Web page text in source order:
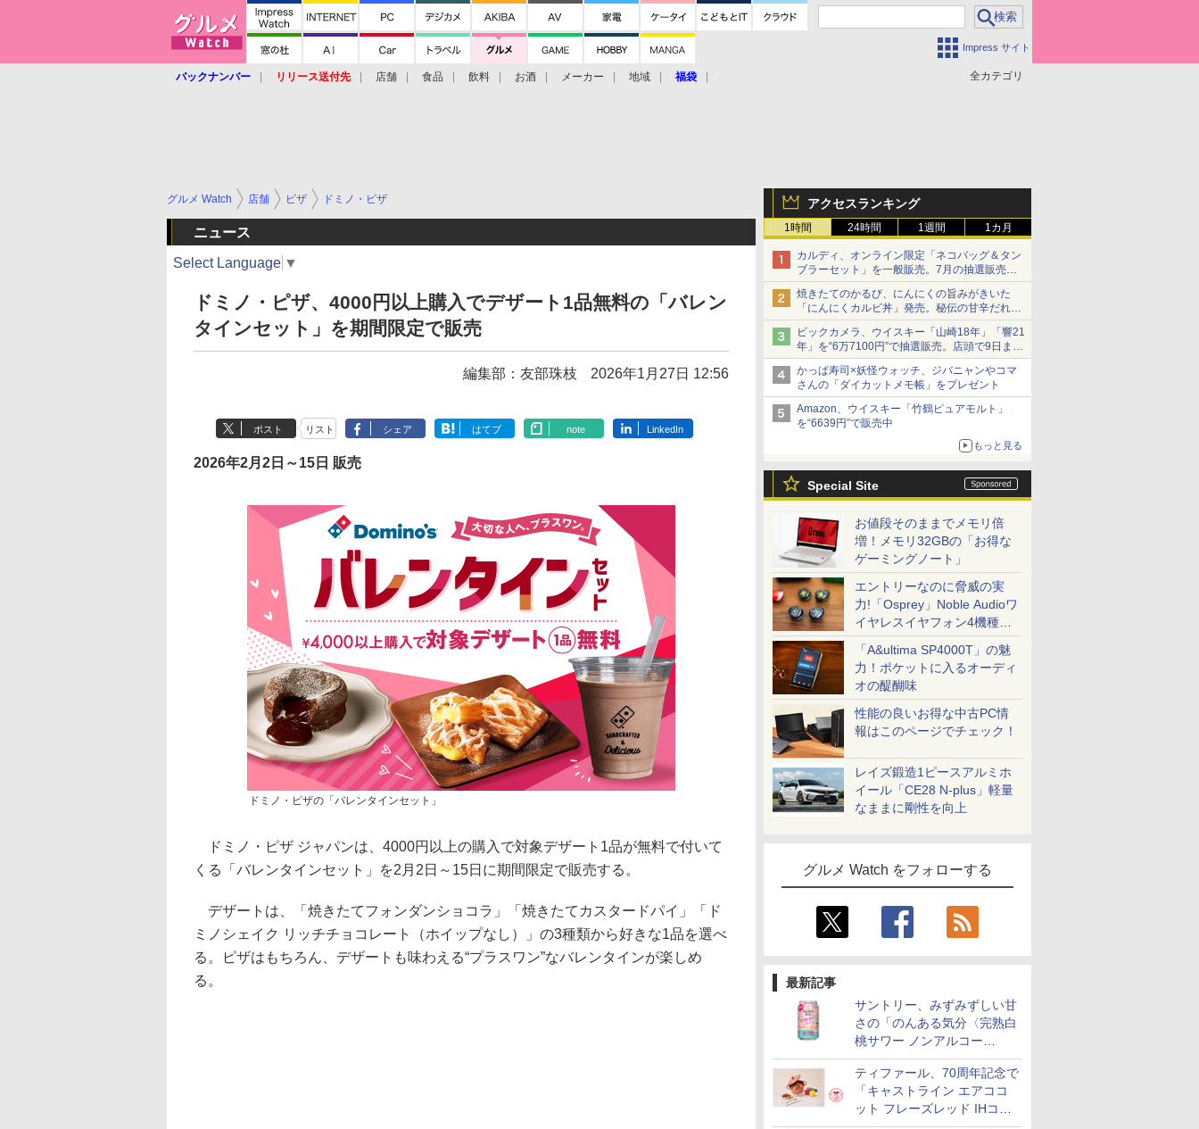
Impress サイト
全カテゴリ
バックナンバー リリース送付先 店舗 食品 飲料 お酒 メーカー 地域 福袋
アクセスランキング
1時間 24時間 1週間 1カ月
カルディ、オンライン限定「ネコバッグ＆タン
ブラーセット」を一般販売。7月の抽選販売の
当選無効分
焼きたてのかるび、にんにくの旨みがきいた
「にんにくカルビ丼」発売。秘伝の甘辛だれを
絡めた「豚カルビ丼」も復活
ビックカメラ、ウイスキー「山崎18年」「響21
年」を“6万7100円”で抽選販売。店頭で9日まで
受付
かっぱ寿司×妖怪ウォッチ、ジバニャンやコマ
さんの「ダイカットメモ帳」をプレゼント
Amazon、ウイスキー「竹鶴ピュアモルト」
を“6639円”で販売中
もっと見る
Special Site
お値段そのままでメモリ倍
増！メモリ32GBの「お得な
ゲーミングノート」
エントリーなのに脅威の実
力!「Osprey」Noble Audioワ
イヤレスイヤフォン4機種を
一気に聴く
「A&ultima SP4000T」の魅
力！ポケットに入るオーディ
オの醍醐味
性能の良いお得な中古PC情
報はこのページでチェック！
レイズ鍛造1ピースアルミホ
イール「CE28 N-plus」軽量
なままに剛性を向上
グルメ Watch をフォローする
最新記事
サントリー、みずみずしい甘
さの「のんある気分〈完熟白
桃サワー ノンアルコー
ル〉」限定発売
ティファール、70周年記念で
「キャストライン エアココ
ット フレーズレッド IHココ
グルメ Watch 店舗 ピザ ドミノ・ピザ
ニュース
Select Language ▼
ドミノ・ピザ、4000円以上購入でデザート1品無料の「バレン
タインセット」を期間限定で販売
編集部：友部珠枝 2026年1月27日 12:56
ポスト リスト シェア はてブ note LinkedIn
2026年2月2日～15日 販売
ドミノ・ピザの「バレンタインセット」
ドミノ・ピザ ジャパンは、4000円以上の購入で対象デザート1品が無料で付いて
くる「バレンタインセット」を2月2日～15日に期間限定で販売する。
デザートは、「焼きたてフォンダンショコラ」「焼きたてカスタードパイ」「ド
ミノシェイク リッチチョコレート（ホイップなし）」の3種類から好きな1品を選べ
る。ピザはもちろん、デザートも味わえる“プラスワン”なバレンタインが楽しめ
る。